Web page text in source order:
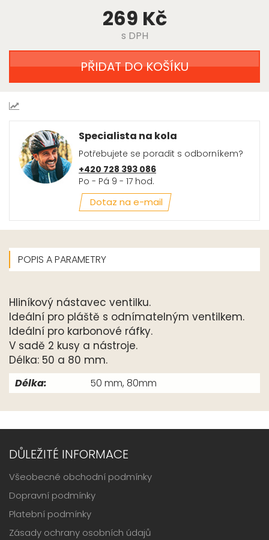
269 Kč
s DPH
PŘIDAT DO KOŠÍKU
Specialista na kola
Potřebujete se poradit s odborníkem?
+420 728 393 086
Po - Pá 9 - 17 hod.
Dotaz na e-mail
POPIS A PARAMETRY
Hliníkový nástavec ventilku.
Ideální pro pláště s odnímatelným ventilkem.
Ideální pro karbonové ráfky.
V sadě 2 kusy a nástroje.
Délka: 50 a 80 mm.
Délka: 50 mm, 80mm
DŮLEŽITÉ INFORMACE
Všeobecné obchodní podmínky
Dopravní podmínky
Platební podmínky
Zásady ochrany osobních údajů